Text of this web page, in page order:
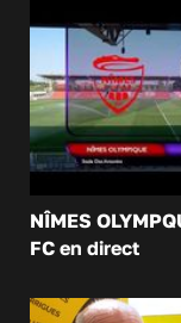
NÎMES
FC en direct